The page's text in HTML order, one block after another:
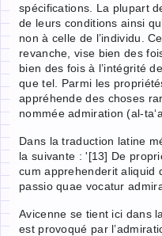
spécifications. La plupart
de leurs conditions ainsi
non à celle de l’individu.
revanche, vise bien des
bien des fois à l’intégrité
que tel. Parmi les
appréhende des choses
nommée admiration (al-
Dans la traduction latine
la suivante : '[13] De
cum apprehenderit aliquid
passio quae vocatur
Avicenne se tient ici dans
est provoqué par